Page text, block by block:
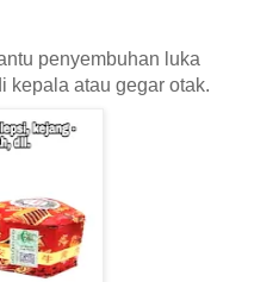
penyembuhan luka
kepala atau gegar otak.